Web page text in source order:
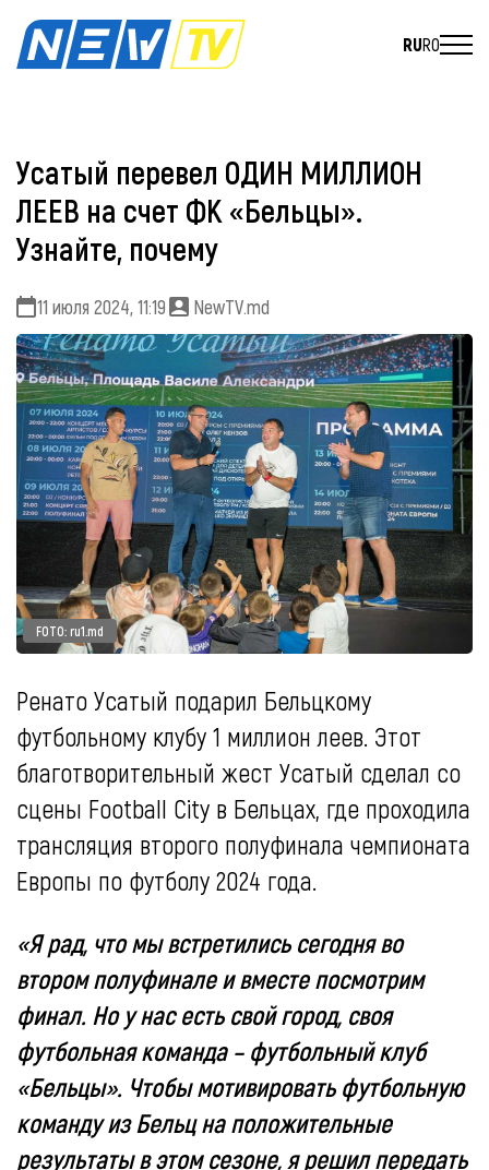
RURO
Усатый перевел ОДИН МИЛЛИОН
ЛЕЕВ на счет ФК «Бельцы».
Узнайте, почему
11 июля 2024, 11:19 NewTV.md
FOTO: ru1.md
Ренато Усатый подарил Бельцкому
футбольному клубу 1 миллион леев. Этот
благотворительный жест Усатый сделал со
сцены Football City в Бельцах, где проходила
трансляция второго полуфинала чемпионата
Европы по футболу 2024 года.
«Я рад, что мы встретились сегодня во
втором полуфинале и вместе посмотрим
финал. Но у нас есть свой город, своя
футбольная команда – футбольный клуб
«Бельцы». Чтобы мотивировать футбольную
команду из Бельц на положительные
результаты в этом сезоне, я решил передать